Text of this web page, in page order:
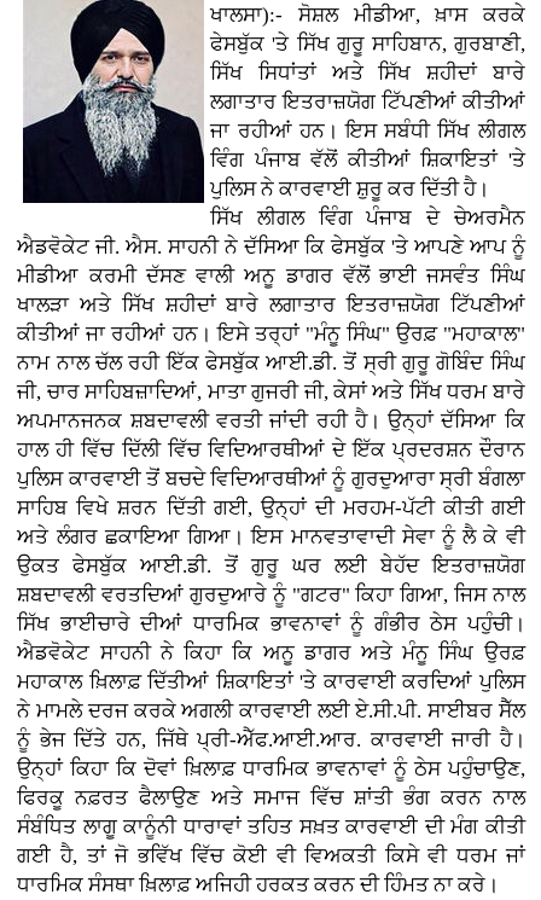
ਖਾਲਸਾ):- ਸੋਸ਼ਲ ਮੀਡੀਆ, ਖ਼ਾਸ ਕਰਕੇ
ਫੇਸਬੁੱਕ 'ਤੇ ਸਿੱਖ ਗੁਰੂ ਸਾਹਿਬਾਨ, ਗੁਰਬਾਣੀ,
ਸਿੱਖ ਸਿਧਾਂਤਾਂ ਅਤੇ ਸਿੱਖ ਸ਼ਹੀਦਾਂ ਬਾਰੇ
ਲਗਾਤਾਰ ਇਤਰਾਜ਼ਯੋਗ ਟਿੱਪਣੀਆਂ ਕੀਤੀਆਂ
ਜਾ ਰਹੀਆਂ ਹਨ। ਇਸ ਸਬੰਧੀ ਸਿੱਖ ਲੀਗਲ
ਵਿੰਗ ਪੰਜਾਬ ਵੱਲੋਂ ਕੀਤੀਆਂ ਸ਼ਿਕਾਇਤਾਂ 'ਤੇ
ਪੁਲਿਸ ਨੇ ਕਾਰਵਾਈ ਸ਼ੁਰੂ ਕਰ ਦਿੱਤੀ ਹੈ।
ਸਿੱਖ ਲੀਗਲ ਵਿੰਗ ਪੰਜਾਬ ਦੇ ਚੇਅਰਮੈਨ
ਐਡਵੋਕੇਟ ਜੀ. ਐਸ. ਸਾਹਨੀ ਨੇ ਦੱਸਿਆ ਕਿ ਫੇਸਬੁੱਕ 'ਤੇ ਆਪਣੇ ਆਪ ਨੂੰ
ਮੀਡੀਆ ਕਰਮੀ ਦੱਸਣ ਵਾਲੀ ਅਨੂ ਡਾਗਰ ਵੱਲੋਂ ਭਾਈ ਜਸਵੰਤ ਸਿੰਘ
ਖਾਲੜਾ ਅਤੇ ਸਿੱਖ ਸ਼ਹੀਦਾਂ ਬਾਰੇ ਲਗਾਤਾਰ ਇਤਰਾਜ਼ਯੋਗ ਟਿੱਪਣੀਆਂ
ਕੀਤੀਆਂ ਜਾ ਰਹੀਆਂ ਹਨ। ਇਸੇ ਤਰ੍ਹਾਂ "ਮੰਨੂ ਸਿੰਘ" ਉਰਫ਼ "ਮਹਾਕਾਲ"
ਨਾਮ ਨਾਲ ਚੱਲ ਰਹੀ ਇੱਕ ਫੇਸਬੁੱਕ ਆਈ.ਡੀ. ਤੋਂ ਸ੍ਰੀ ਗੁਰੂ ਗੋਬਿੰਦ ਸਿੰਘ
ਜੀ, ਚਾਰ ਸਾਹਿਬਜ਼ਾਦਿਆਂ, ਮਾਤਾ ਗੁਜਰੀ ਜੀ, ਕੇਸਾਂ ਅਤੇ ਸਿੱਖ ਧਰਮ ਬਾਰੇ
ਅਪਮਾਨਜਨਕ ਸ਼ਬਦਾਵਲੀ ਵਰਤੀ ਜਾਂਦੀ ਰਹੀ ਹੈ। ਉਨ੍ਹਾਂ ਦੱਸਿਆ ਕਿ
ਹਾਲ ਹੀ ਵਿੱਚ ਦਿੱਲੀ ਵਿੱਚ ਵਿਦਿਆਰਥੀਆਂ ਦੇ ਇੱਕ ਪ੍ਰਦਰਸ਼ਨ ਦੌਰਾਨ
ਪੁਲਿਸ ਕਾਰਵਾਈ ਤੋਂ ਬਚਦੇ ਵਿਦਿਆਰਥੀਆਂ ਨੂੰ ਗੁਰਦੁਆਰਾ ਸ੍ਰੀ ਬੰਗਲਾ
ਸਾਹਿਬ ਵਿਖੇ ਸ਼ਰਨ ਦਿੱਤੀ ਗਈ, ਉਨ੍ਹਾਂ ਦੀ ਮਰਹਮ-ਪੱਟੀ ਕੀਤੀ ਗਈ
ਅਤੇ ਲੰਗਰ ਛਕਾਇਆ ਗਿਆ। ਇਸ ਮਾਨਵਤਾਵਾਦੀ ਸੇਵਾ ਨੂੰ ਲੈ ਕੇ ਵੀ
ਉਕਤ ਫੇਸਬੁੱਕ ਆਈ.ਡੀ. ਤੋਂ ਗੁਰੂ ਘਰ ਲਈ ਬੇਹੱਦ ਇਤਰਾਜ਼ਯੋਗ
ਸ਼ਬਦਾਵਲੀ ਵਰਤਦਿਆਂ ਗੁਰਦੁਆਰੇ ਨੂੰ "ਗਟਰ" ਕਿਹਾ ਗਿਆ, ਜਿਸ ਨਾਲ
ਸਿੱਖ ਭਾਈਚਾਰੇ ਦੀਆਂ ਧਾਰਮਿਕ ਭਾਵਨਾਵਾਂ ਨੂੰ ਗੰਭੀਰ ਠੇਸ ਪਹੁੰਚੀ।
ਐਡਵੋਕੇਟ ਸਾਹਨੀ ਨੇ ਕਿਹਾ ਕਿ ਅਨੂ ਡਾਗਰ ਅਤੇ ਮੰਨੂ ਸਿੰਘ ਉਰਫ਼
ਮਹਾਕਾਲ ਖ਼ਿਲਾਫ਼ ਦਿੱਤੀਆਂ ਸ਼ਿਕਾਇਤਾਂ 'ਤੇ ਕਾਰਵਾਈ ਕਰਦਿਆਂ ਪੁਲਿਸ
ਨੇ ਮਾਮਲੇ ਦਰਜ ਕਰਕੇ ਅਗਲੀ ਕਾਰਵਾਈ ਲਈ ਏ.ਸੀ.ਪੀ. ਸਾਈਬਰ ਸੈੱਲ
ਨੂੰ ਭੇਜ ਦਿੱਤੇ ਹਨ, ਜਿੱਥੇ ਪ੍ਰੀ-ਐੱਫ.ਆਈ.ਆਰ. ਕਾਰਵਾਈ ਜਾਰੀ ਹੈ।
ਉਨ੍ਹਾਂ ਕਿਹਾ ਕਿ ਦੋਵਾਂ ਖ਼ਿਲਾਫ਼ ਧਾਰਮਿਕ ਭਾਵਨਾਵਾਂ ਨੂੰ ਠੇਸ ਪਹੁੰਚਾਉਣ,
ਫਿਰਕੂ ਨਫ਼ਰਤ ਫੈਲਾਉਣ ਅਤੇ ਸਮਾਜ ਵਿੱਚ ਸ਼ਾਂਤੀ ਭੰਗ ਕਰਨ ਨਾਲ
ਸੰਬੰਧਿਤ ਲਾਗੂ ਕਾਨੂੰਨੀ ਧਾਰਾਵਾਂ ਤਹਿਤ ਸਖ਼ਤ ਕਾਰਵਾਈ ਦੀ ਮੰਗ ਕੀਤੀ
ਗਈ ਹੈ, ਤਾਂ ਜੋ ਭਵਿੱਖ ਵਿੱਚ ਕੋਈ ਵੀ ਵਿਅਕਤੀ ਕਿਸੇ ਵੀ ਧਰਮ ਜਾਂ
ਧਾਰਮਿਕ ਸੰਸਥਾ ਖ਼ਿਲਾਫ਼ ਅਜਿਹੀ ਹਰਕਤ ਕਰਨ ਦੀ ਹਿੰਮਤ ਨਾ ਕਰੇ।